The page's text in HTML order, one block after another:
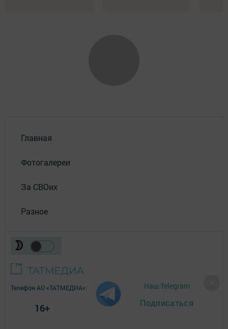
Главная
Фотогалереи
За СВОих
Разное
Наш Telegram
Подписаться
Телефон АО «ТАТМЕДИА»: (843) 222 09 84
16+